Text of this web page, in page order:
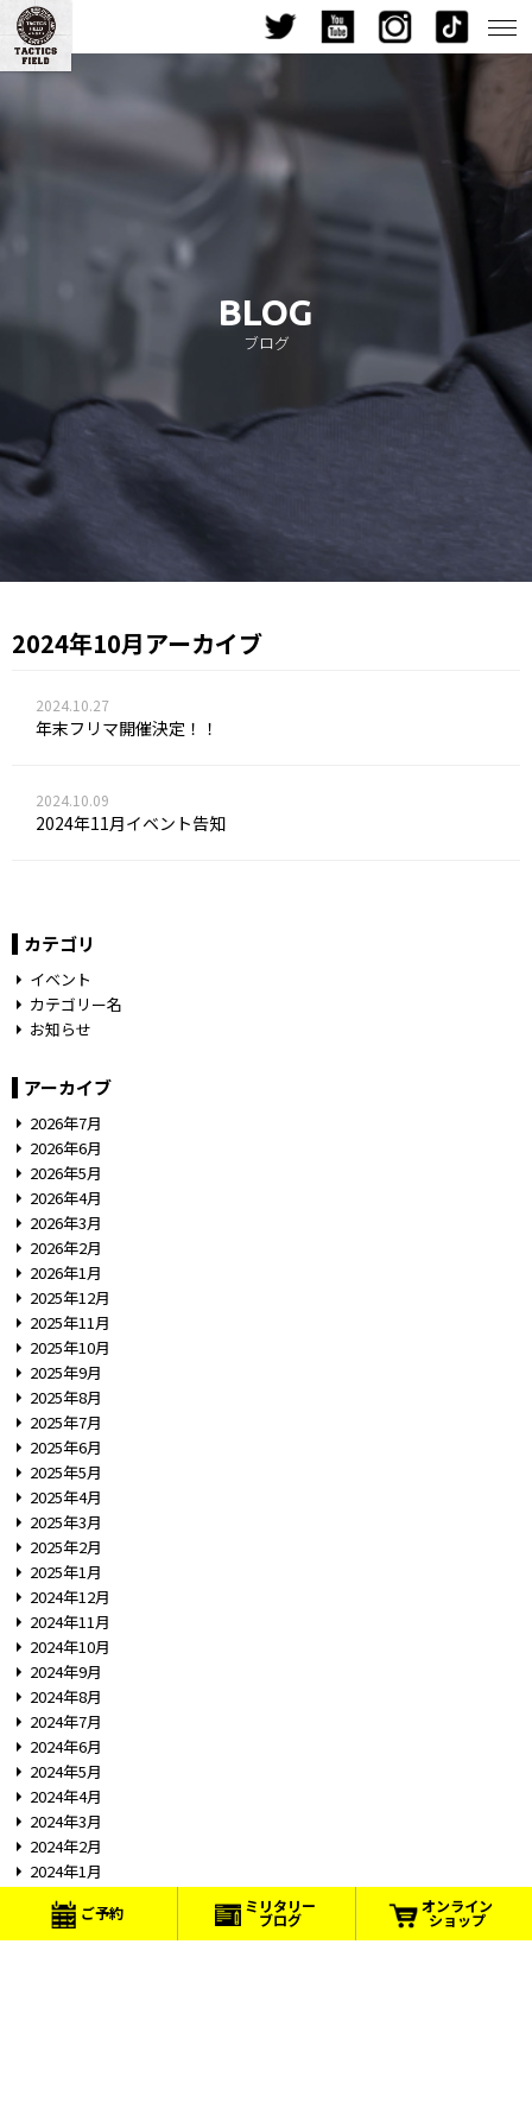
九州最大級!? インドア・サバイバルゲーム・フィールド- |
BLOG
ブログ
2024年10月アーカイブ
2024.10.27
年末フリマ開催決定！！
2024.10.09
2024年11月イベント告知
カテゴリ
イベント
カテゴリー名
お知らせ
アーカイブ
2026年7月
2026年6月
2026年5月
2026年4月
2026年3月
2026年2月
2026年1月
2025年12月
2025年11月
2025年10月
2025年9月
2025年8月
2025年7月
2025年6月
2025年5月
2025年4月
2025年3月
2025年2月
2025年1月
2024年12月
2024年11月
2024年10月
2024年9月
2024年8月
2024年7月
2024年6月
2024年5月
2024年4月
2024年3月
2024年2月
2024年1月
2023年12月
2023年11月
2023年10月
ご予約 ミリタリー
ブログ
オンライン
ショップ